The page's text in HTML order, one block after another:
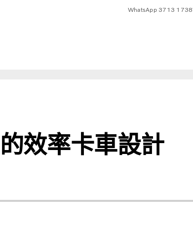
WhatsApp 3713 1738
效率卡車設計